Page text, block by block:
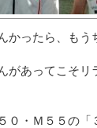
かったら、もう
があってこそリ
０・Ｍ５５の「